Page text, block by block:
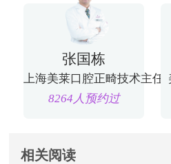
张国栋
上海美莱口腔正畸技术主任
8264人预约过
相关阅读